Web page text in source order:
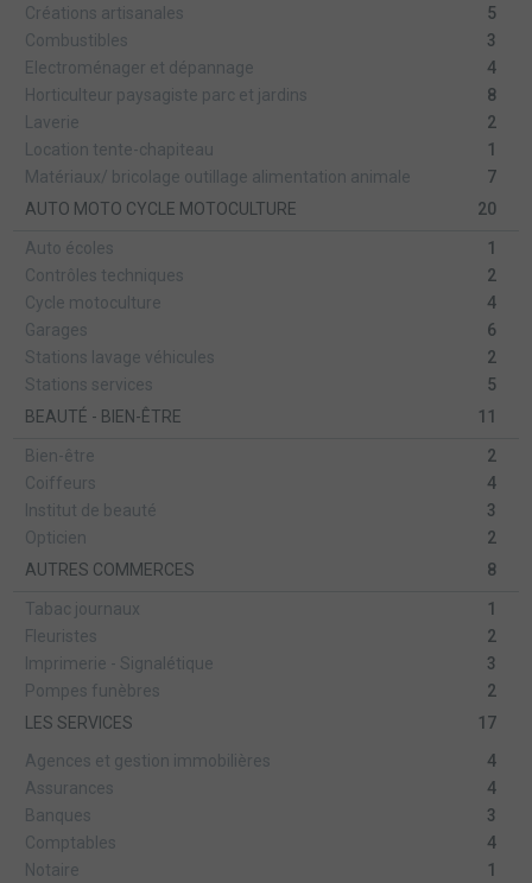
Créations artisanales
5
Combustibles
3
Electroménager et dépannage
4
Horticulteur paysagiste parc et jardins
8
Laverie
2
Location tente-chapiteau
1
Matériaux/ bricolage outillage alimentation animale
7
AUTO MOTO CYCLE MOTOCULTURE
20
Auto écoles
1
Contrôles techniques
2
Cycle motoculture
4
Garages
6
Stations lavage véhicules
2
Stations services
5
BEAUTÉ - BIEN-ÊTRE
11
Bien-être
2
Coiffeurs
4
Institut de beauté
3
Opticien
2
AUTRES COMMERCES
8
Tabac journaux
1
Fleuristes
2
Imprimerie - Signalétique
3
Pompes funèbres
2
LES SERVICES
17
Agences et gestion immobilières
4
Assurances
4
Banques
3
Comptables
4
Notaire
1